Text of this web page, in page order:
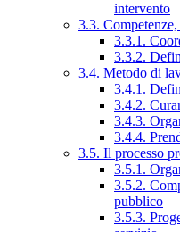
intervento
3.3.
3.3.1.
3.3.2.
3.4. Metodo di
3.4.1.
3.4.2.
3.4.3.
3.4.4.
3.5. Il processo
3.5.1.
3.5.2.
pubblico
3.5.3.